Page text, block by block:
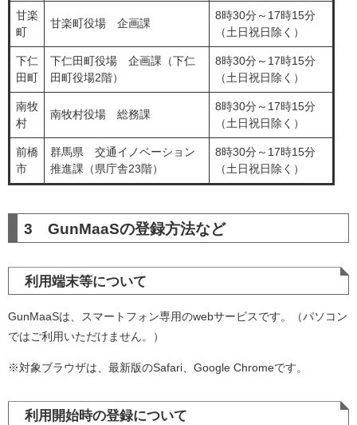
甘楽
町
甘楽町役場 企画課
8時30分～17時15分
（土日祝日除く）
下仁
田町
下仁田町役場 企画課（下仁
田町役場2階）
8時30分～17時15分
（土日祝日除く）
南牧
村
南牧村役場 総務課
8時30分～17時15分
（土日祝日除く）
前橋
市
群馬県 交通イノベーション
推進課（県庁舎23階）
8時30分～17時15分
（土日祝日除く）
3 GunMaaSの登録方法など
利用端末等について
GunMaaSは、スマートフォン専用のwebサービスです。（パソコン
ではご利用いただけません。）
※対象ブラウザは、最新版のSafari、Google Chromeです。
利用開始時の登録について